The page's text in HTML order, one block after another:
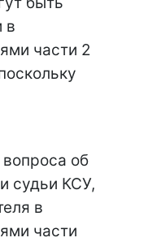
в
части 2
об
судьи КСУ,
в
части